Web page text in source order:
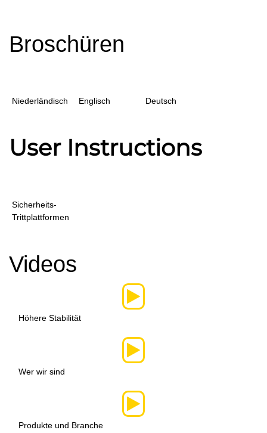
Broschüren
Niederländisch Englisch Deutsch
User Instructions
Sicherheits-
Trittplattformen
Videos
Höhere Stabilität
Wer wir sind
Produkte und Branche